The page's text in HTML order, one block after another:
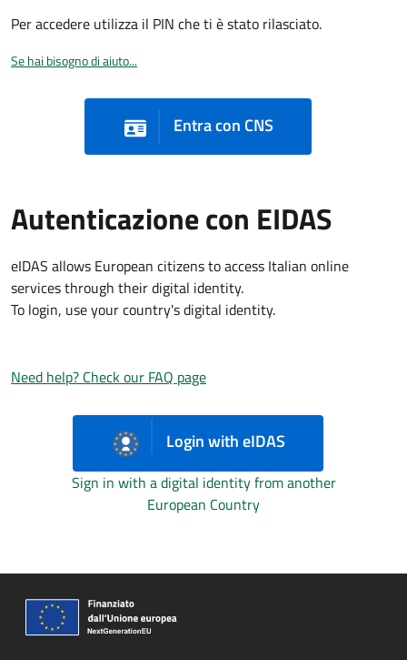
Per accedere utilizza il PIN che ti è stato rilasciato.
Se hai bisogno di aiuto...
Entra con CNS
Autenticazione con EIDAS
eIDAS allows European citizens to access Italian online
services through their digital identity.
To login, use your country's digital identity.
Need help? Check our FAQ page
Login with eIDAS
Sign in with a digital identity from another
European Country